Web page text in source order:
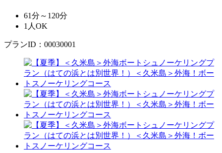
61分～120分
1人OK
プランID：00030001